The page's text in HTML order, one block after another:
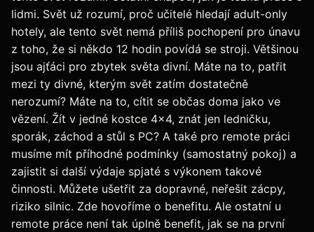
lidmi. Svět už rozumí, proč učitelé hledají adult-only
hotely, ale tento svět nemá příliš pochopení pro únavu
z toho, že si někdo 12 hodin povídá se stroji. Většinou
jsou ajťáci pro zbytek světa divní. Máte na to, patřit
mezi ty divné, kterým svět zatím dostatečně
nerozumí? Máte na to, cítit se občas doma jako ve
vězení. Žít v jedné kostce 4x4, znát jen ledničku,
sporák, záchod a stůl s PC? A také pro remote práci
musíme mít příhodné podmínky (samostatný pokoj) a
zajistit si další výdaje spjaté s výkonem takové
činnosti. Můžete ušetřit za dopravné, neřešit zácpy,
riziko silnic. Zde hovoříme o benefitu. Ale ostatní u
remote práce není tak úplně benefit, jak se na první